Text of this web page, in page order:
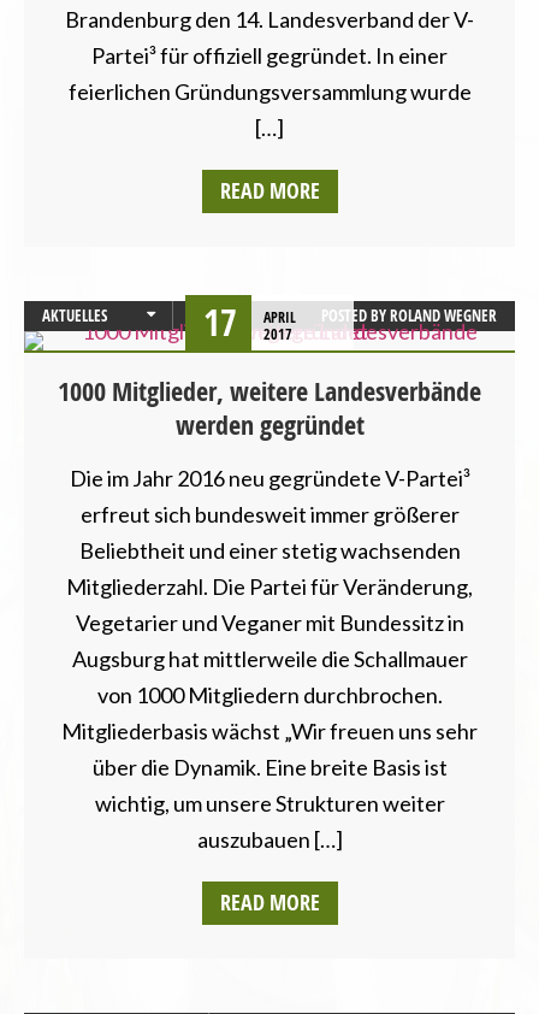
Brandenburg den 14. Landesverband der V-
Partei³ für offiziell gegründet. In einer
feierlichen Gründungsversammlung wurde
[…]
READ MORE
AKTUELLES
BUNDESTAGSWAHL
POSTED BYROLAND WEGNER
17
APRIL
2017
1000 Mitglieder, weitere Landesverbände
werden gegründet
Die im Jahr 2016 neu gegründete V-Partei³
erfreut sich bundesweit immer größerer
Beliebtheit und einer stetig wachsenden
Mitgliederzahl. Die Partei für Veränderung,
Vegetarier und Veganer mit Bundessitz in
Augsburg hat mittlerweile die Schallmauer
von 1000 Mitgliedern durchbrochen.
Mitgliederbasis wächst „Wir freuen uns sehr
über die Dynamik. Eine breite Basis ist
wichtig, um unsere Strukturen weiter
auszubauen […]
READ MORE